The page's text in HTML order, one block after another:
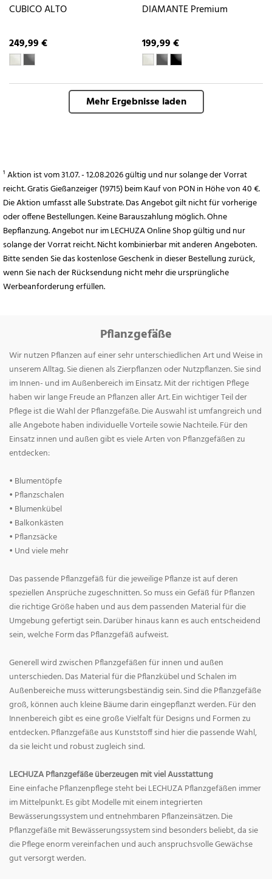
CUBICO ALTO
249,99 €
DIAMANTE Premium
199,99 €
Mehr Ergebnisse laden
¹ Aktion ist vom 31.07. - 12.08.2026 gültig und nur solange der Vorrat
reicht. Gratis Gießanzeiger (19715) beim Kauf von PON in Höhe von 40 €.
Die Aktion umfasst alle Substrate. Das Angebot gilt nicht für vorherige
oder offene Bestellungen. Keine Barauszahlung möglich. Ohne
Bepflanzung. Angebot nur im LECHUZA Online Shop gültig und nur
solange der Vorrat reicht. Nicht kombinierbar mit anderen Angeboten.
Bitte senden Sie das kostenlose Geschenk in dieser Bestellung zurück,
wenn Sie nach der Rücksendung nicht mehr die ursprüngliche
Werbeanforderung erfüllen.
Pflanzgefäße
Wir nutzen Pflanzen auf einer sehr unterschiedlichen Art und Weise in
unserem Alltag. Sie dienen als Zierpflanzen oder Nutzpflanzen. Sie sind
im Innen- und im Außenbereich im Einsatz. Mit der richtigen Pflege
haben wir lange Freude an Pflanzen aller Art. Ein wichtiger Teil der
Pflege ist die Wahl der Pflanzgefäße. Die Auswahl ist umfangreich und
alle Angebote haben individuelle Vorteile sowie Nachteile. Für den
Einsatz innen und außen gibt es viele Arten von Pflanzgefäßen zu
entdecken:
• Blumentöpfe
• Pflanzschalen
• Blumenkübel
• Balkonkästen
• Pflanzsäcke
• Und viele mehr
Das passende Pflanzgefäß für die jeweilige Pflanze ist auf deren
speziellen Ansprüche zugeschnitten. So muss ein Gefäß für Pflanzen
die richtige Größe haben und aus dem passenden Material für die
Umgebung gefertigt sein. Darüber hinaus kann es auch entscheidend
sein, welche Form das Pflanzgefäß aufweist.
Generell wird zwischen Pflanzgefäßen für innen und außen
unterschieden. Das Material für die Pflanzkübel und Schalen im
Außenbereiche muss witterungsbeständig sein. Sind die Pflanzgefäße
groß, können auch kleine Bäume darin eingepflanzt werden. Für den
Innenbereich gibt es eine große Vielfalt für Designs und Formen zu
entdecken. Pflanzgefäße aus Kunststoff sind hier die passende Wahl,
da sie leicht und robust zugleich sind.
LECHUZA Pflanzgefäße überzeugen mit viel Ausstattung
Eine einfache Pflanzenpflege steht bei LECHUZA Pflanzgefäßen immer
im Mittelpunkt. Es gibt Modelle mit einem integrierten
Bewässerungssystem und entnehmbaren Pflanzeinsätzen. Die
Pflanzgefäße mit Bewässerungssystem sind besonders beliebt, da sie
die Pflege enorm vereinfachen und auch anspruchsvolle Gewächse
gut versorgt werden.